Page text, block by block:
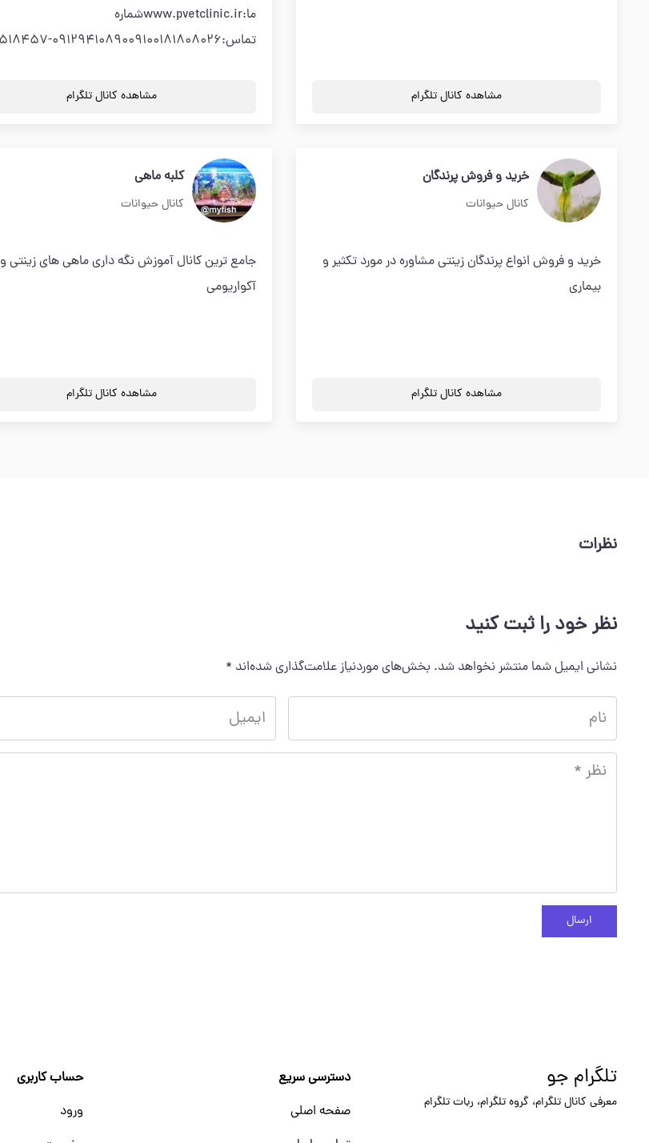
مشاهده کانال تلگرام
ما:www.pvetclinic.irشماره
تماس:0912941089009100181808026-34518457
مشاهده کانال تلگرام
خرید و فروش پرندگان
کانال حیوانات
خرید و فروش انواع پرندگان زینتی مشاوره در مورد تکثیر و
بیماری
مشاهده کانال تلگرام
کلبه ماهی
کانال حیوانات
جامع ترین کانال آموزش نگه داری ماهی های زینتی و
آکواریومی
مشاهده کانال تلگرام
نظرات
نظر خود را ثبت کنید
نشانی ایمیل شما منتشر نخواهد شد. بخش‌های موردنیاز علامت‌گذاری شده‌اند *
ارسال
دسترسی سریع
صفحه اصلی
حساب کاربری
ورود
تلگرام جو
معرفی کانال تلگرام، گروه تلگرام، ربات تلگرام